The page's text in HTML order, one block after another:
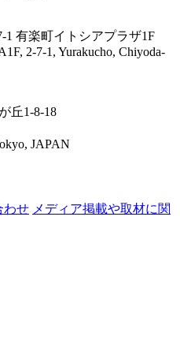
1 有楽町イトシアプラザ1F
2-7-1, Yurakucho, Chiyoda-
丘1-8-18
Tokyo, JAPAN
わせ メディア掲載や取材に関